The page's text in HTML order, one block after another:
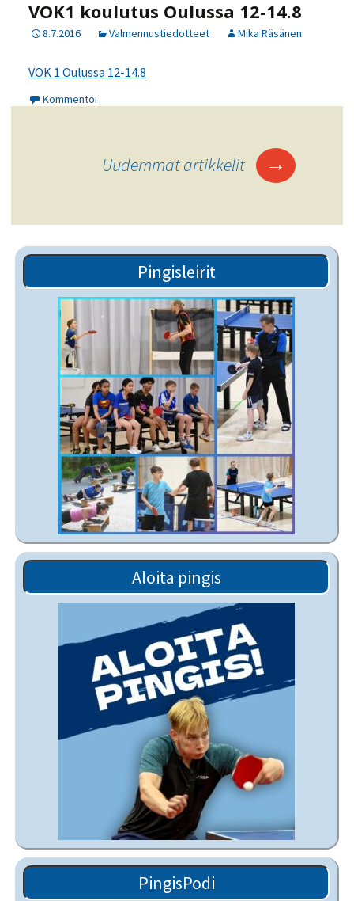
VOK1 koulutus Oulussa 12-14.8
8.7.2016 Valmennustiedotteet Mika Räsänen
VOK 1 Oulussa 12-14.8
Kommentoi
ArtikkelienUudemmat artikkelit →
Pingisleirit
Aloita pingis
PingisPodi